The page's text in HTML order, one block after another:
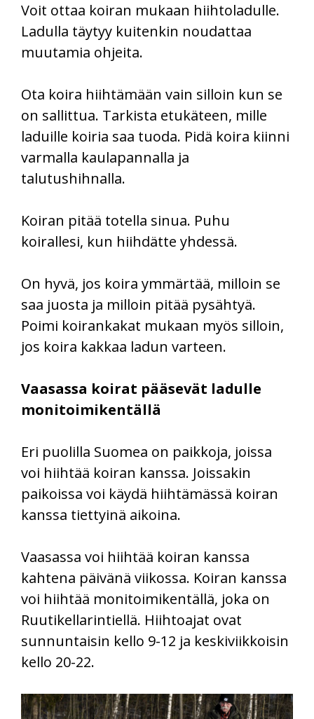
Voit ottaa koiran mukaan hiihtoladulle.
Ladulla täytyy kuitenkin noudattaa
muutamia ohjeita.
Ota koira hiihtämään vain silloin kun se
on sallittua. Tarkista etukäteen, mille
laduille koiria saa tuoda. Pidä koira kiinni
varmalla kaulapannalla ja
talutushihnalla.
Koiran pitää totella sinua. Puhu
koirallesi, kun hiihdätte yhdessä.
On hyvä, jos koira ymmärtää, milloin se
saa juosta ja milloin pitää pysähtyä.
Poimi koirankakat mukaan myös silloin,
jos koira kakkaa ladun varteen.
Vaasassa koirat pääsevät ladulle
monitoimikentällä
Eri puolilla Suomea on paikkoja, joissa
voi hiihtää koiran kanssa. Joissakin
paikoissa voi käydä hiihtämässä koiran
kanssa tiettyinä aikoina.
Vaasassa voi hiihtää koiran kanssa
kahtena päivänä viikossa. Koiran kanssa
voi hiihtää monitoimikentällä, joka on
Ruutikellarintiellä. Hiihtoajat ovat
sunnuntaisin kello 9-12 ja keskiviikkoisin
kello 20-22.